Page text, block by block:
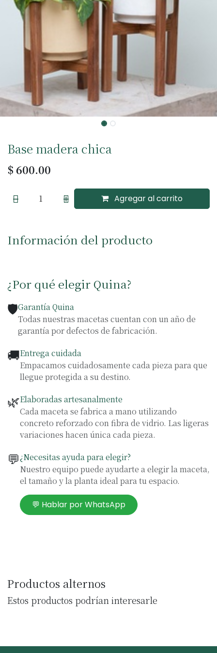
Base madera chica
$ 600.00
Agregar al carrito
Información del producto
¿Por qué elegir Quina?
🛡️Garantía Quina
Todas nuestras macetas cuentan con un año de
garantía por defectos de fabricación.
🚚Entrega cuidada
Empacamos cuidadosamente cada pieza para que
llegue protegida a su destino.
🌿Elaboradas artesanalmente
Cada maceta se fabrica a mano utilizando
concreto reforzado con fibra de vidrio. Las ligeras
variaciones hacen única cada pieza.
💬¿Necesitas ayuda para elegir?
Nuestro equipo puede ayudarte a elegir la maceta,
el tamaño y la planta ideal para tu espacio.
💬 Hablar por WhatsApp
Productos alternos
Estos productos podrían interesarle